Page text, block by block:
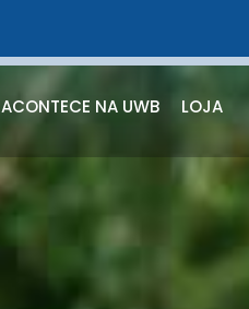
ACONTECE NA UWB LOJA